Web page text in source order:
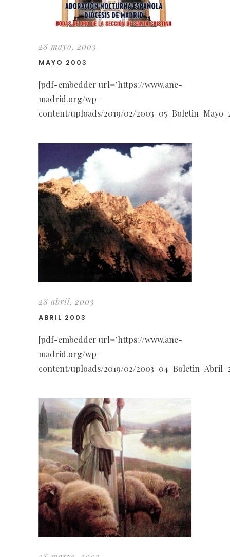
28 mayo, 2003
MAYO 2003
[pdf-embedder url="https://www.ane-
madrid.org/wp-
content/uploads/2019/02/
28 abril, 2003
ABRIL 2003
[pdf-embedder url="https://www.ane-
madrid.org/wp-
content/uploads/2019/02/